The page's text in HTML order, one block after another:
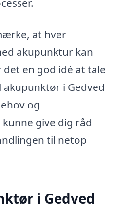
at hver
akupunktur kan
en god idé at tale
i Gedved
og
give dig råd
til netop
i Gedved